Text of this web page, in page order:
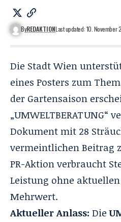
ByREDAKTIONLast updated: 10. November
Die Stadt Wien
eines Posters zum
der Gartensaison
„UMWELTBERATUNG“
Dokument mit 28
vermeintlichen Beitrag
PR-Aktion verbraucht
Leistung ohne
Mehrwert.
Aktueller Anlass: Die